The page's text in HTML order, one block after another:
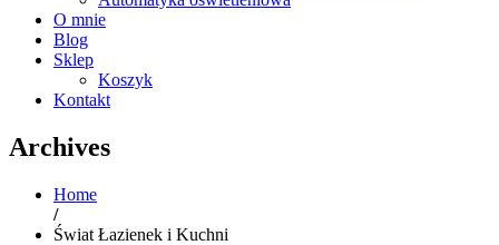
O mnie
Blog
Sklep
Koszyk
Kontakt
Archives
Home
/
Świat Łazienek i Kuchni